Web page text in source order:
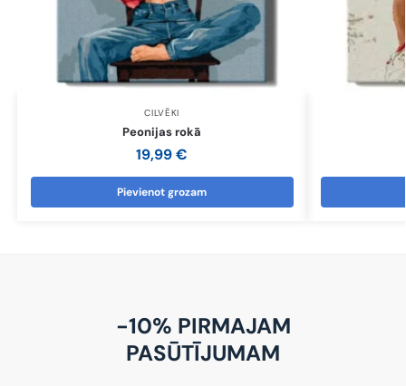
CILVĒKI
Peonijas rokā
19,99€
Pievienot grozam
-10% PIRMAJAM
PASŪTĪJUMAM